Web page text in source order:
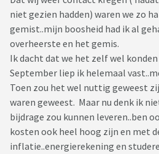
niet gezien hadden) waren we zo
gemist..mijn boosheid had ik al
overheerste en het gemis.
Ik dacht dat we het zelf wel
September liep ik helemaal
Toen zou het wel nuttig geweest
waren geweest. Maar nu denk ik
bijdrage zou kunnen leveren..ben
kosten ook heel hoog zijn en met
inflatie..energierekening en